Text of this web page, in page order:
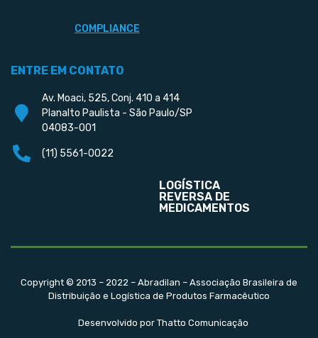
COMPLIANCE
ENTRE EM CONTATO
Av. Moaci, 525, Conj. 410 a 414
Planalto Paulista - São Paulo/SP
04083-001
(11) 5561-0022
LOGÍSTICA
REVERSA DE
MEDICAMENTOS
Copyright © 2013 – 2022 – Abradilan – Associação Brasileira de
Distribuição e Logística de Produtos Farmacêutico
Desenvolvido por Thatto Comunicação